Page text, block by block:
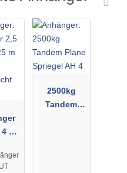
2500kg
Tandem
Spriegel AH
.